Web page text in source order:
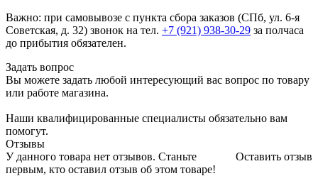
Важно: при самовывозе с пункта сборa заказов (СПб, ул. 6-я
Советская, д. 32) звонок на тел. +7 (921) 938-30-29 за полчаса
до прибытия обязателен.
Задать вопрос
Вы можете задать любой интересующий вас вопрос по товару
или работе магазина.
Наши квалифицированные специалисты обязательно вам
помогут.
Отзывы
Оставить отзыв
У данного товара нет отзывов. Станьте
первым, кто оставил отзыв об этом товаре!